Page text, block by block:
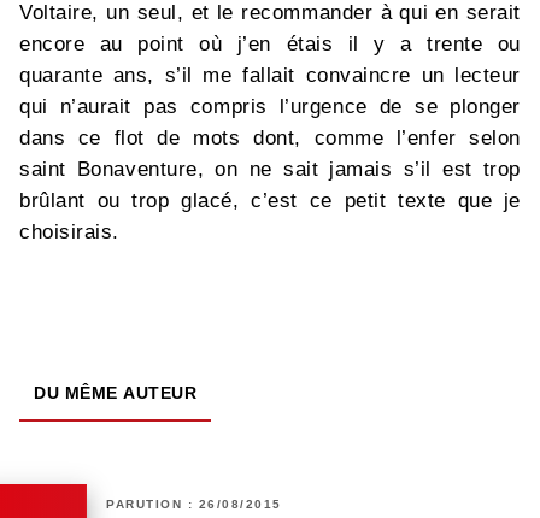
Voltaire, un seul, et le recommander à qui en serait
encore au point où j’en étais il y a trente ou
quarante ans, s’il me fallait convaincre un lecteur
qui n’aurait pas compris l’urgence de se plonger
dans ce flot de mots dont, comme l’enfer selon
saint Bonaventure, on ne sait jamais s’il est trop
brûlant ou trop glacé, c’est ce petit texte que je
choisirais.
DU MÊME AUTEUR
PARUTION : 26/08/2015